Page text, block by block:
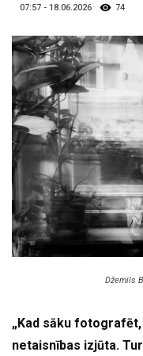
07:57 - 18.06.2026 74
Džemils
„Kad sāku
netaisnības izjūta.